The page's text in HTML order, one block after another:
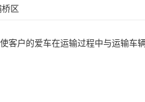
区
客户的爱车在运输过程中与运输